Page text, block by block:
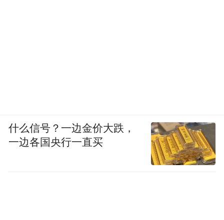
什么信号？一边金价大跌，
一边各国央行一直买